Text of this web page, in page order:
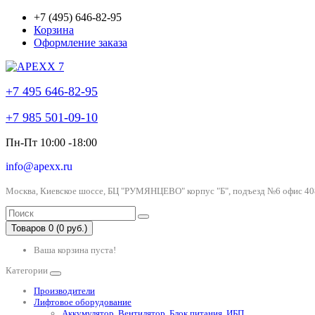
+7 (495) 646-82-95
Корзина
Оформление заказа
+7 495 646-82-95
+7 985 501-09-10
Пн-Пт 10:00 -18:00
info@apexx.ru
Москва, Киевское шоссе, БЦ "РУМЯНЦЕВО" корпус "Б", подъезд №6 офис
Товаров 0 (0 руб.)
Ваша корзина пуста!
Категории
Производители
Лифтовое оборудование